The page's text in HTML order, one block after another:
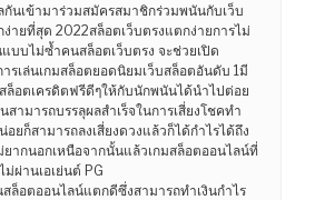
นเข้ามาร่วมสมัครสมาชิกร่วมพนันกับเว็บ
ง่ายที่สุด 2022สล็อตเว็บตรงแตกง่ายการไม่
บบไม่ซ้ำคนสล็อตเว็บตรง จะช่วยเปิด
รเล่นเกมสล็อตยอดนิยมเว็บสล็อตอันดับ 1มี
ล็อตเครดิตฟรีดีๆให้กับนักพนันได้นำไปต่อย
ามารถบรรลุผลสำเร็จในการเสี่ยงโชคทำ
ยก็สามารถลงเสี่ยงดวงแล้วก็ได้กำไรได้ถึง
ากนอกเหนือจากนั้นแล้วเกมสล็อตออนไลน์ที่
ม่ผ่านเอเย่นต์ PG
ล็อตออนไลน์แตกดีซึ่งสามารถทำเงินกำไร